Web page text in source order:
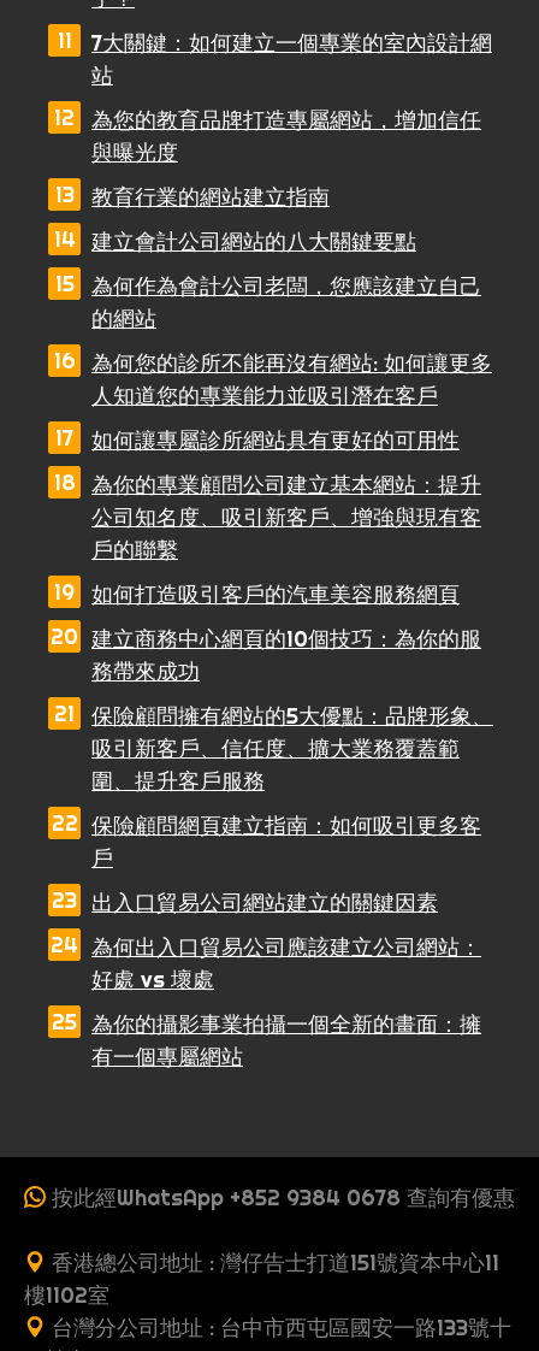
7大關鍵：如何建立一個專業的室內設計網
站
為您的教育品牌打造專屬網站，增加信任
與曝光度
教育行業的網站建立指南
建立會計公司網站的八大關鍵要點
為何作為會計公司老闆，您應該建立自己
的網站
為何您的診所不能再沒有網站: 如何讓更多
人知道您的專業能力並吸引潛在客戶
如何讓專屬診所網站具有更好的可用性
為你的專業顧問公司建立基本網站：提升
公司知名度、吸引新客戶、增強與現有客
戶的聯繫
如何打造吸引客戶的汽車美容服務網頁
建立商務中心網頁的10個技巧：為你的服
務帶來成功
保險顧問擁有網站的5大優點：品牌形象、
吸引新客戶、信任度、擴大業務覆蓋範
圍、提升客戶服務
保險顧問網頁建立指南：如何吸引更多客
戶
出入口貿易公司網站建立的關鍵因素
為何出入口貿易公司應該建立公司網站：
好處 vs 壞處
為你的攝影事業拍攝一個全新的畫面：擁
有一個專屬網站
按此經WhatsApp +852 9384 0678 查詢有優惠
香港總公司地址 : 灣仔告士打道151號資本中心11
樓1102室
台灣分公司地址 : 台中市西屯區國安一路133號十